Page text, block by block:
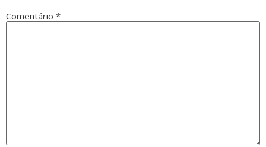
Comentário *